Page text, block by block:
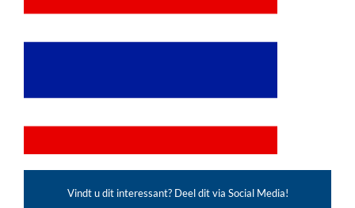
Vindt u dit interessant? Deel dit via Social Media!